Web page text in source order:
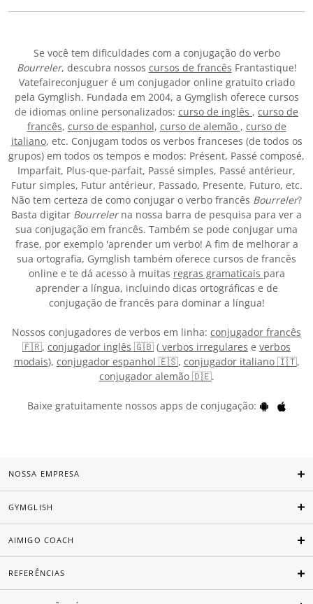
Se você tem dificuldades com a conjugação do verbo
Bourreler, descubra nossos cursos de francês Frantastique!
Vatefaireconjuguer é um conjugador online gratuito criado
pela Gymglish. Fundada em 2004, a Gymglish oferece cursos
de idiomas online personalizados: curso de inglês , curso de
francês, curso de espanhol, curso de alemão , curso de
italiano, etc. Conjugam todos os verbos franceses (de todos os
grupos) em todos os tempos e modos: Présent, Passé composé,
Imparfait, Plus-que-parfait, Passé simples, Passé antérieur,
Futur simples, Futur antérieur, Passado, Presente, Futuro, etc.
Não tem certeza de como conjugar o verbo francês Bourreler?
Basta digitar Bourrelerna nossa barra de pesquisa para ver a
sua conjugação em francês. Também se pode conjugar uma
frase, por exemplo 'aprender um verbo! A fim de melhorar a
sua ortografia, Gymglish também oferece cursos de francês
online e te dá acesso à muitas regras gramaticais para
aprender a língua, incluindo dicas ortográficas e de
conjugação de francês para dominar a língua!
Nossos conjugadores de verbos em linha: conjugador francês
🇫🇷, conjugador inglês 🇬🇧 ( verbos irregulares e verbos
modais), conjugador espanhol 🇪🇸, conjugador italiano 🇮🇹,
conjugador alemão 🇩🇪.
Baixe gratuitamente nossos apps de conjugação:
NOSSA EMPRESA
GYMGLISH
AIMIGO COACH
REFERÊNCIAS